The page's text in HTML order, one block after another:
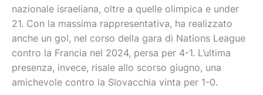
nazionale israeliana, oltre a quelle olimpica e under
21. Con la massima rappresentativa, ha realizzato
anche un gol, nel corso della gara di Nations League
contro la Francia nel 2024, persa per 4-1. L’ultima
presenza, invece, risale allo scorso giugno, una
amichevole contro la Slovacchia vinta per 1-0.